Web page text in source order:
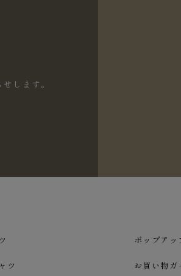
します。
ツ
ポップアッ
お買い物ガ